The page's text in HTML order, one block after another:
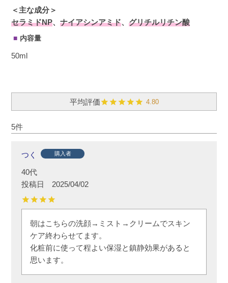
＜主な成分＞
セラミドNP、ナイアシンアミド、グリチルリチン酸
内容量
50ml
4.80
5
つく 購入者
40代
投稿日
2025/04/02
朝はこちらの洗顔→ミスト→クリームでスキン
ケア終わらせてます。
化粧前に使って程よい保湿と鎮静効果があると
思います。